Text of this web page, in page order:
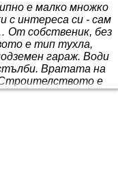
е малко множко
с интереса си - сам
От собственик, без
е тип тухла,
гараж. Води
Вратата на
Строителството е
2 тераси,